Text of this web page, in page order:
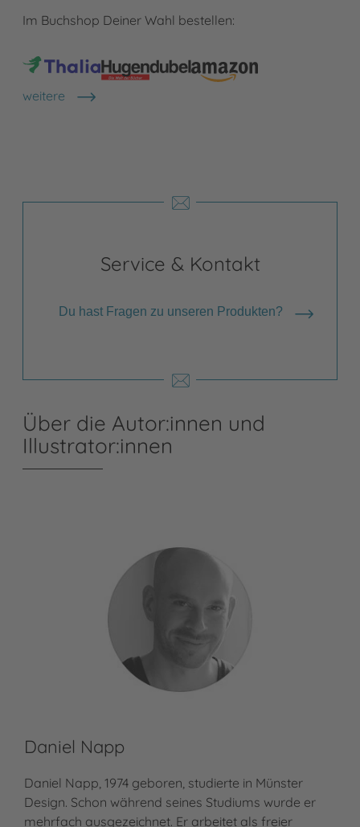
Im Buchshop Deiner Wahl bestellen:
weitere
Shops anzeigen
Service & Kontakt
Du hast Fragen zu unseren Produkten?
Über die Autor:innen und
Illustrator:innen
Daniel Napp
Daniel Napp, 1974 geboren, studierte in Münster
Design. Schon während seines Studiums wurde er
mehrfach ausgezeichnet. Er arbeitet als freier